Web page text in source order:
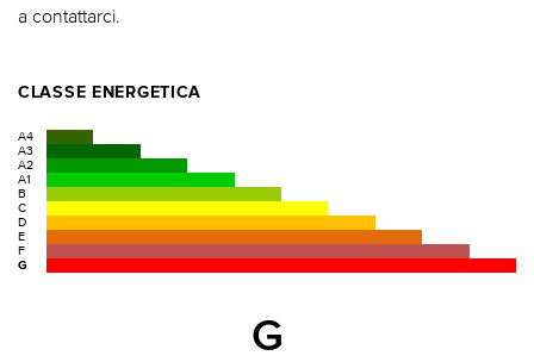
a contattarci.
CLASSE ENERGETICA
A4
A3
A2
A1
B
C
D
E
F
G
G